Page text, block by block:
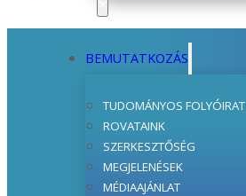
BEMUTATKOZÁS
TUDOMÁNYOS FOLYÓIRAT
ROVATAINK
SZERKESZTŐSÉG
MEGJELENÉSEK
MÉDIAAJÁNLAT